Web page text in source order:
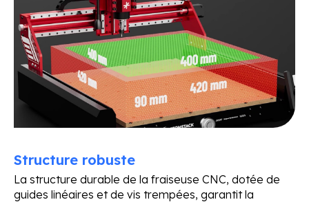
Structure robuste
La structure durable de la fraiseuse CNC, dotée de
guides linéaires et de vis trempées, garantit la